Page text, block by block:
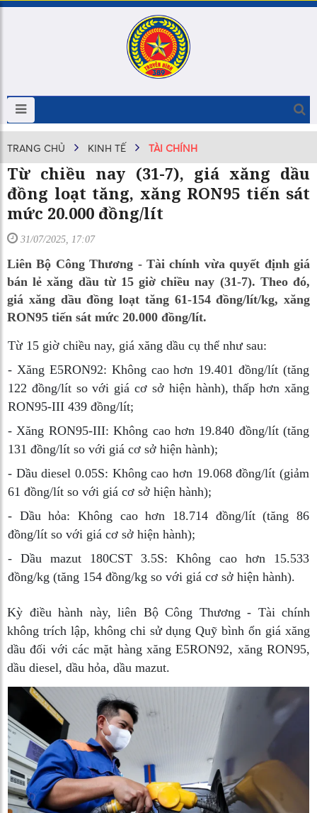
TRANG CHỦ KINH TẾ TÀI CHÍNH
Từ chiều nay (31-7), giá xăng dầu
đồng loạt tăng, xăng RON95 tiến sát
mức 20.000 đồng/lít
31/07/2025, 17:07
Liên Bộ Công Thương - Tài chính vừa quyết định giá
bán lẻ xăng dầu từ 15 giờ chiều nay (31-7). Theo đó,
giá xăng dầu đồng loạt tăng 61-154 đồng/lít/kg, xăng
RON95 tiến sát mức 20.000 đồng/lít.
Từ 15 giờ chiều nay, giá xăng dầu cụ thể như sau:
- Xăng E5RON92: Không cao hơn 19.401 đồng/lít (tăng
122 đồng/lít so với giá cơ sở hiện hành), thấp hơn xăng
RON95-III 439 đồng/lít;
- Xăng RON95-III: Không cao hơn 19.840 đồng/lít (tăng
131 đồng/lít so với giá cơ sở hiện hành);
- Dầu diesel 0.05S: Không cao hơn 19.068 đồng/lít (giảm
61 đồng/lít so với giá cơ sở hiện hành);
- Dầu hỏa:Không cao hơn 18.714 đồng/lít (tăng 86
đồng/lít so với giá cơ sở hiện hành);
- Dầu mazut 180CST 3.5S: Không cao hơn 15.533
đồng/kg (tăng 154 đồng/kg so với giá cơ sở hiện hành).
Kỳ điều hành này, liên Bộ Công Thương - Tài chính
không trích lập, không chi sử dụng Quỹ bình ổn giá xăng
dầu đối với các mặt hàng xăng E5RON92, xăng RON95,
dầu diesel, dầu hỏa, dầu mazut.